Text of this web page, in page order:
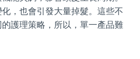
，也會引發大量掉髮。這些不
護理策略，所以，單一產品難